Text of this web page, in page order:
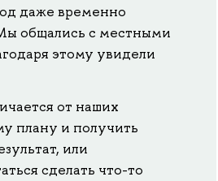
даже временно
общались с местными
этому увидели
от наших
плану и получить
или
сделать что-то